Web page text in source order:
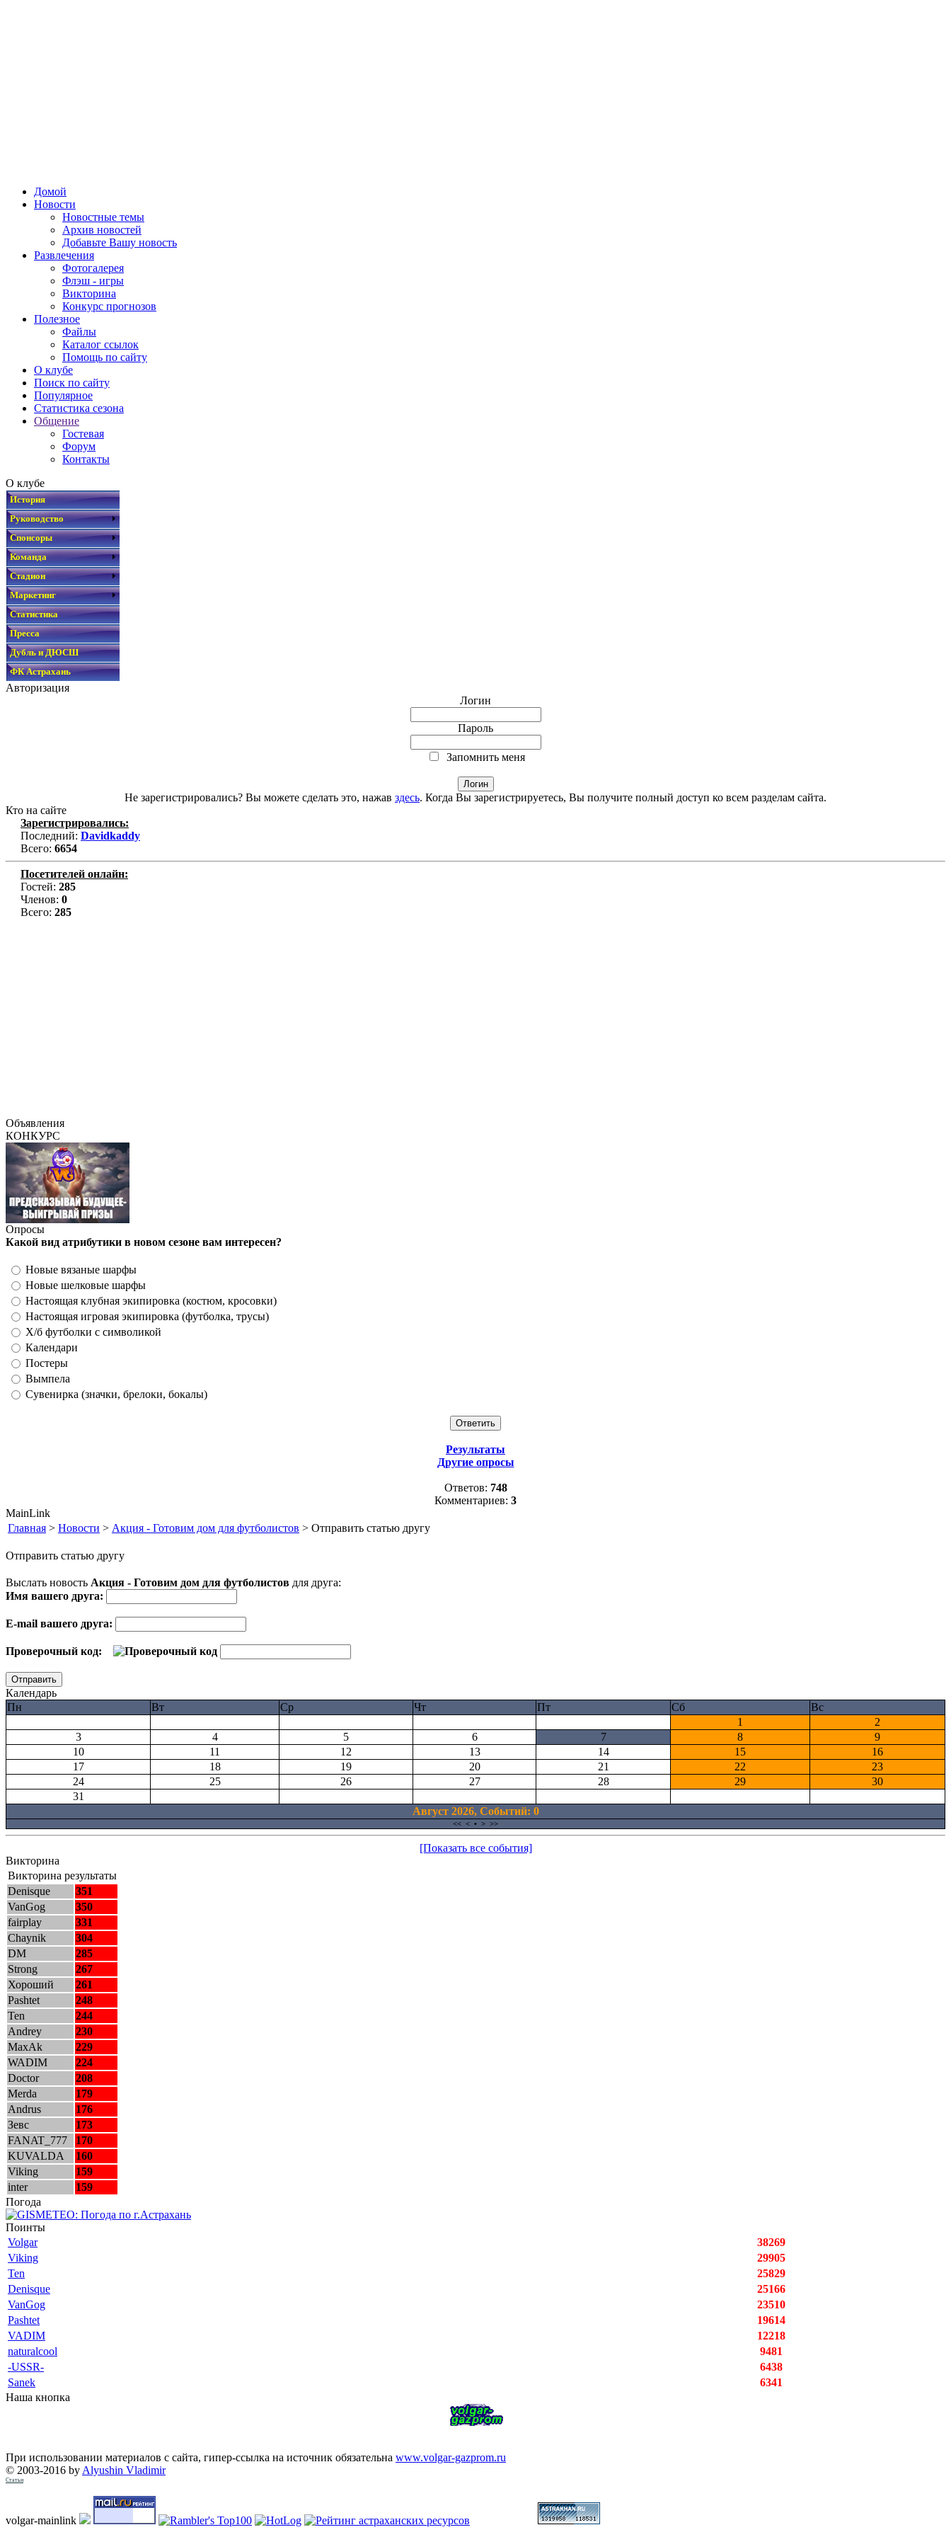
Домой
Новости
Новостные темы
Архив новостей
Добавьте Вашу новость
Развлечения
Фотогалерея
Флэш - игры
Викторина
Конкурс прогнозов
Полезное
Файлы
Каталог ссылок
Помощь по сайту
О клубе
Поиск по сайту
Популярное
Статистика сезона
Общение
Гостевая
Форум
Контакты
О клубе
История
Руководство
Спонсоры
Команда
Стадион
Маркетинг
Статистика
Пресса
Дубль и ДЮСШ
ФК Астрахань
Авторизация
Логин
Пароль
Запомнить меня
Не зарегистрировались? Вы можете сделать это, нажав здесь. Когда Вы зарегистрируетесь, Вы получите полный доступ ко всем разделам сайта.
Кто на сайте
Зарегистрировались:
Последний: Davidkaddy
Всего: 6654
Посетителей онлайн:
Гостей: 285
Членов: 0
Всего: 285
Объявления
КОНКУРС
Опросы
Какой вид атрибутики в новом сезоне вам интересен?
Новые вязаные шарфы
Новые шелковые шарфы
Настоящая клубная экипировка (костюм, кросовки)
Настоящая игровая экипировка (футболка, трусы)
Х/б футболки с символикой
Календари
Постеры
Вымпела
Сувенирка (значки, брелоки, бокалы)
Результаты
Другие опросы
Ответов: 748
Комментариев: 3
MainLink
Главная > Новости > Акция - Готовим дом для футболистов > Отправить статью другу
Отправить статью другу
Выслать новость Акция - Готовим дом для футболистов для друга:
Имя вашего друга:
E-mail вашего друга:
Проверочный код:
Календарь
Пн
Вт Ср Чт Пт Сб
Вс
1
2
3
4 5 6 7 8
9
10
11 12 13 14 15
16
17
18 19 20 21 22
23
24
25 26 27 28 29
30
31
Август 2026, Cобытий: 0
<< < • > >>
[Показать все события]
Викторина
Викторина результаты
Denisque
351
VanGog
350
fairplay
331
Chaynik
304
DM
285
Strong
267
Хороший
261
Pashtet
248
Ten
244
Andrey
230
MaxAk
229
WADIM
224
Doctor
208
Merda
179
Andrus
176
Зевс
173
FANAT_777
170
KUVALDA
160
Viking
159
inter
159
Погода
Поинты
Volgar
38269
Viking
29905
Ten
25829
Denisque
25166
VanGog
23510
Pashtet
19614
VADIM
12218
naturalcool
9481
-USSR-
6438
Sanek
6341
Наша кнопка
При использовании материалов с сайта, гипер-ссылка на источник обязательна www.volgar-gazprom.ru
© 2003-2016 by Alyushin Vladimir
Статьи
volgar-mainlink